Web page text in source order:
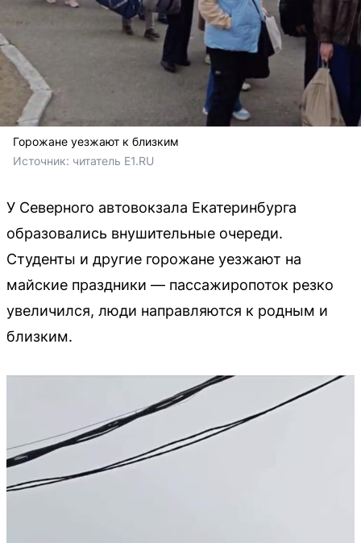
Горожане уезжают к близким
Источник: читатель Е1.RU
У Северного автовокзала Екатеринбурга
образовались внушительные очереди.
Студенты и другие горожане уезжают на
майские праздники — пассажиропоток резко
увеличился, люди направляются к родным и
близким.